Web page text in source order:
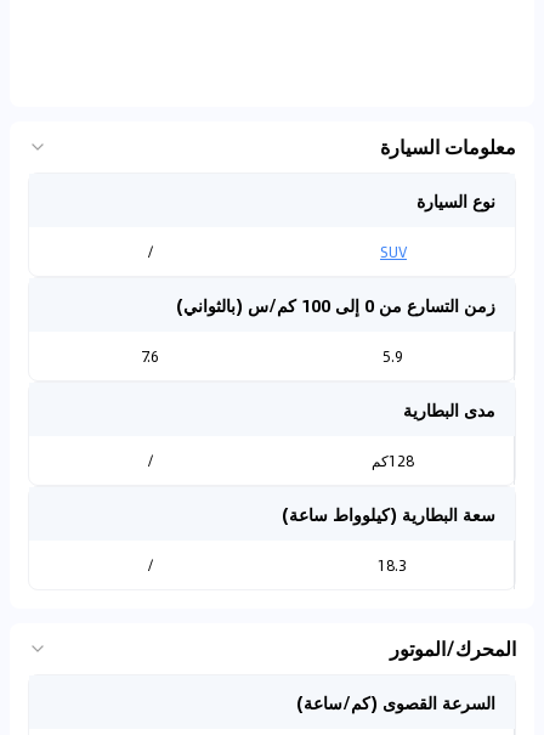
معلومات السيارة
نوع السيارة
SUV
/
زمن التسارع من 0 إلى 100 كم/س (بالثواني)
5.9
7.6
مدى البطارية
128كم /
سعة البطارية (كيلوواط ساعة)
18.3
/
المحرك/الموتور
السرعة القصوى (كم/ساعة)